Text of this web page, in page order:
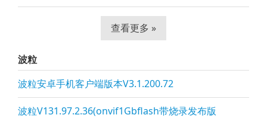
查看更多 »
波粒
波粒安卓手机客户端版本V3.1.200.72
波粒V131.97.2.36(onvif1Gbflash带烧录发布版